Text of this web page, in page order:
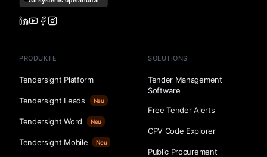
PRODUKTE
Tendersight Platform
Tendersight Leads Neu
Tendersight Word Neu
Tendersight Mobile Neu
SOLUTIONS
Tender Management
Software
Free Tender Alerts
CPV Code Explorer
Public Procurement